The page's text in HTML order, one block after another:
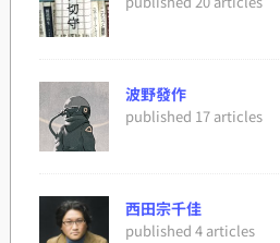
波野發作
published 17 articles
西田宗千佳
published 4 articles